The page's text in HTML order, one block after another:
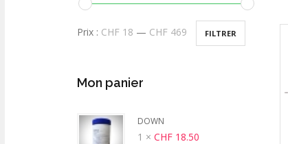
FILTRER
Prix : CHF 18 — CHF 469
Mon panier
DOWN
1 × CHF 18.50